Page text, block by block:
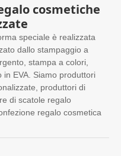
cosmetiche
speciale è realizzata
dallo stampaggio a
stampa a colori,
EVA. Siamo produttori
produttori di
di scatole regalo
regalo cosmetica